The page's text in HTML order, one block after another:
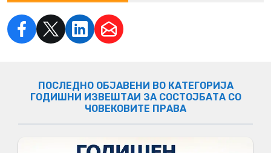
ПОСЛЕДНО ОБЈАВЕНИ ВО КАТЕГОРИЈА
ГОДИШНИ ИЗВЕШТАИ ЗА СОСТОЈБАТА СО
ЧОВЕКОВИТЕ ПРАВА